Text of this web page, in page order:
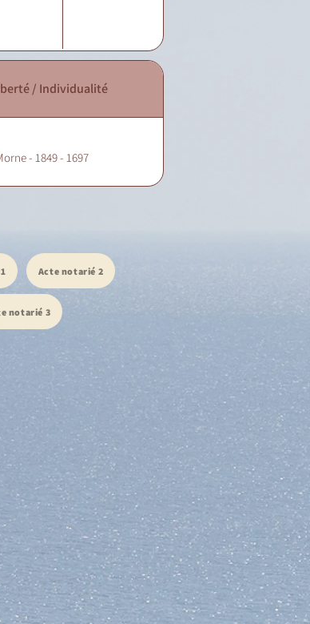
/ Individualité
- 1849 - 1697
Acte notarié 2
notarié 3